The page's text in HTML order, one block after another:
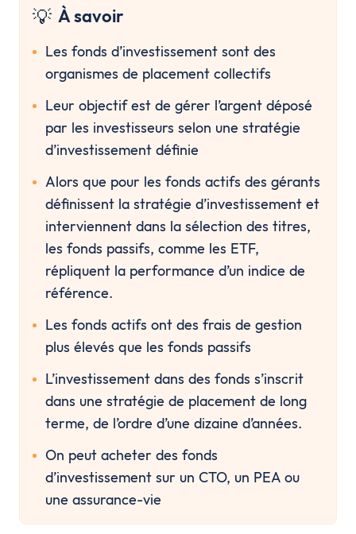
💡 À savoir
Les fonds d’investissement sont des
organismes de placement collectifs
Leur objectif est de gérer l’argent déposé
par les investisseurs selon une stratégie
d’investissement définie
Alors que pour les fonds actifs des gérants
définissent la stratégie d’investissement et
interviennent dans la sélection des titres,
les fonds passifs, comme les ETF,
répliquent la performance d’un indice de
référence.
Les fonds actifs ont des frais de gestion
plus élevés que les fonds passifs
L’investissement dans des fonds s’inscrit
dans une stratégie de placement de long
terme, de l’ordre d’une dizaine d’années.
On peut acheter des fonds
d’investissement sur un CTO, un PEA ou
une assurance-vie